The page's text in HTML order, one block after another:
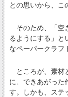
との思いから、こ
そのため、「空
るようにする」と
なペーパークラフ
ところが、素材
に、できあがった
す。しかも、ステ